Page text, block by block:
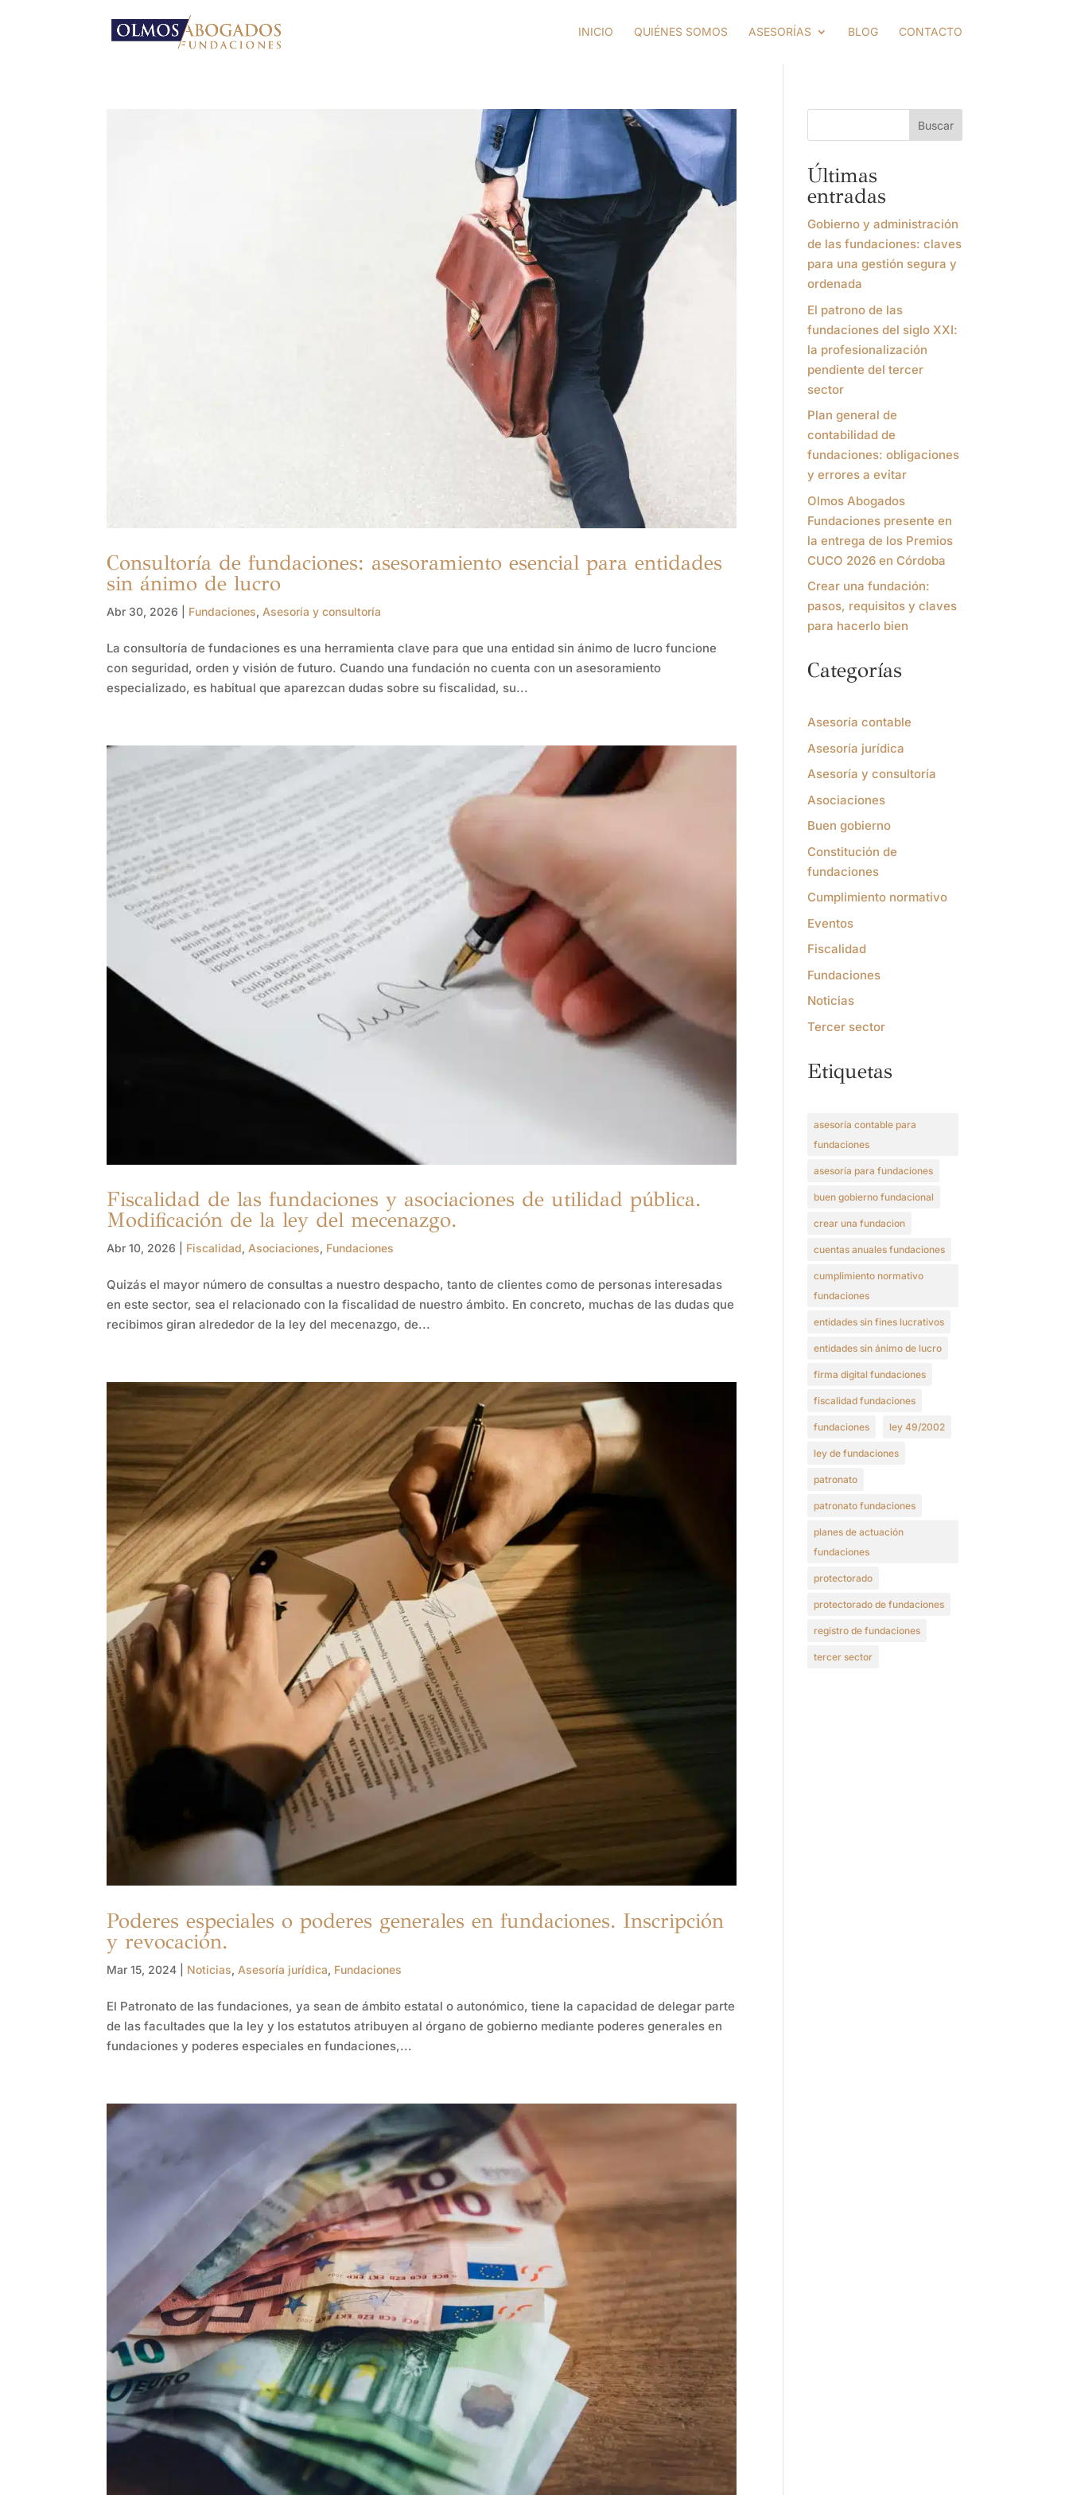
INICIO QUIÉNES SOMOS ASESORÍAS BLOG CONTACTO
Consultoría de fundaciones: asesoramiento esencial para entidades
sin ánimo de lucro
Abr 30, 2026 Fundaciones,Asesoría y consultoría
La consultoría de fundaciones es una herramienta clave para que una entidad sin ánimo de lucro funcione
con seguridad, orden y visión de futuro. Cuando una fundación no cuenta con un asesoramiento
especializado, es habitual que aparezcan dudas sobre su fiscalidad, su...
Fiscalidad de las fundaciones y asociaciones de utilidad pública.
Modificación de la ley del mecenazgo.
Abr 10, 2026 Fiscalidad, Asociaciones, Fundaciones
Quizás el mayor número de consultas a nuestro despacho, tanto de clientes como de personas interesadas
en este sector, sea el relacionado con la fiscalidad de nuestro ámbito. En concreto, muchas de las dudas que
recibimos giran alrededor de la ley del mecenazgo, de...
Poderes especiales o poderes generales en fundaciones. Inscripción
y revocación.
Mar 15, 2024 Noticias, Asesoría jurídica, Fundaciones
El Patronato de las fundaciones, ya sean de ámbito estatal o autonómico, tiene la capacidad de delegar parte
de las facultades que la ley y los estatutos atribuyen al órgano de gobierno mediante poderes generales en
fundaciones y poderes especiales en fundaciones,...
Buscar
Últimas
entradas
Gobierno y administración
de las fundaciones: claves
para una gestión segura y
ordenada
El patrono de las
fundaciones del siglo XXI:
la profesionalización
pendiente del tercer
sector
Plan general de
contabilidad de
fundaciones: obligaciones
y errores a evitar
Olmos Abogados
Fundaciones presente en
la entrega de los Premios
CUCO 2026 en Córdoba
Crear una fundación:
pasos, requisitos y claves
para hacerlo bien
Categorías
Asesoría contable
Asesoría jurídica
Asesoría y consultoría
Asociaciones
Buen gobierno
Constitución de
fundaciones
Cumplimiento normativo
Eventos
Fiscalidad
Fundaciones
Noticias
Tercer sector
Etiquetas
asesoría contable para
fundaciones
asesoría para fundaciones
buen gobierno fundacional
crear una fundacion
cuentas anuales fundaciones
cumplimiento normativo
fundaciones
entidades sin fines lucrativos
entidades sin ánimo de lucro
firma digital fundaciones
fiscalidad fundaciones
fundaciones ley 49/2002
ley de fundaciones
patronato
patronato fundaciones
planes de actuación
fundaciones
protectorado
protectorado de fundaciones
registro de fundaciones
tercer sector